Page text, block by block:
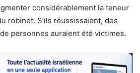
considérablement la teneur
robinet. S’ils réussissaient, des
personnes auraient été victimes.